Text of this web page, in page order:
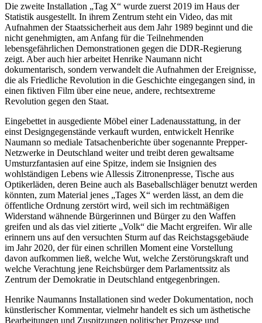
Die zweite Installation „Tag X“ wurde zuerst 2019 im Haus der
Statistik ausgestellt. In ihrem Zentrum steht ein Video, das mit
Aufnahmen der Staatssicherheit aus dem Jahr 1989 beginnt und die
nicht genehmigten, am Anfang für die Teilnehmenden
lebensgefährlichen Demonstrationen gegen die DDR-Regierung
zeigt. Aber auch hier arbeitet Henrike Naumann nicht
dokumentarisch, sondern verwandelt die Aufnahmen der Ereignisse,
die als Friedliche Revolution in die Geschichte eingegangen sind, in
einen fiktiven Film über eine neue, andere, rechtsextreme
Revolution gegen den Staat.
Eingebettet in ausgediente Möbel einer Ladenausstattung, in der
einst Designgegenstände verkauft wurden, entwickelt Henrike
Naumann so mediale Tatsachenberichte über sogenannte Prepper-
Netzwerke in Deutschland weiter und treibt deren gewaltsame
Umsturzfantasien auf eine Spitze, indem sie Insignien des
wohlständigen Lebens wie Allessis Zitronenpresse, Tische aus
Optikerläden, deren Beine auch als Baseballschläger benutzt werden
könnten, zum Material jenes „Tages X“ werden lässt, an dem die
öffentliche Ordnung zerstört wird, weil sich im rechtmäßigen
Widerstand wähnende Bürgerinnen und Bürger zu den Waffen
greifen und als das viel zitierte „Volk“ die Macht ergreifen. Wir alle
erinnern uns auf den versuchten Sturm auf das Reichstagsgebäude
im Jahr 2020, der für einen schrillen Moment eine Vorstellung
davon aufkommen ließ, welche Wut, welche Zerstörungskraft und
welche Verachtung jene Reichsbürger dem Parlamentssitz als
Zentrum der Demokratie in Deutschland entgegenbringen.
Henrike Naumanns Installationen sind weder Dokumentation, noch
künstlerischer Kommentar, vielmehr handelt es sich um ästhetische
Bearbeitungen und Zuspitzungen politischer Prozesse und